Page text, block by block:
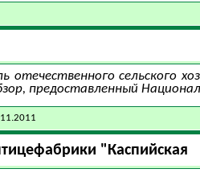
сельского
предоставленный
"Каспийская